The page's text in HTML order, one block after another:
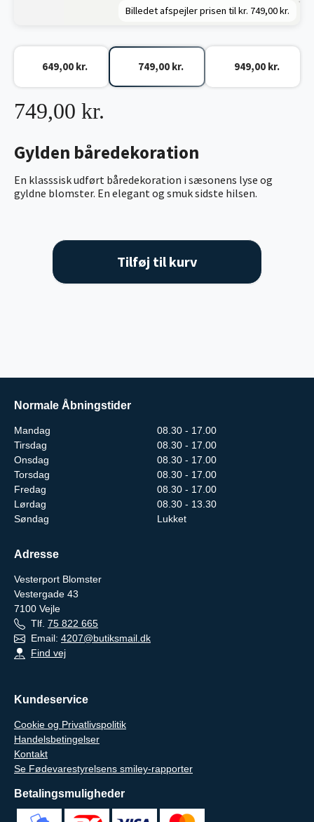
Billedet afspejler prisen til kr. 749,00 kr.
Gylden båredekoration
En klasssisk udført båredekoration i sæsonens lyse og
gyldne blomster. En elegant og smuk sidste hilsen.
749,00 kr.
649,00 kr. 749,00 kr. 949,00 kr.
Tilføj til kurv
Normale Åbningstider
Mandag
08.30 - 17.00
Tirsdag
08.30 - 17.00
Onsdag
08.30 - 17.00
Torsdag
08.30 - 17.00
Fredag
08.30 - 17.00
Lørdag
08.30 - 13.30
Søndag
Lukket
Adresse
Vesterport Blomster
Vestergade 43
7100 Vejle
Tlf. 75 822 665
Email: 4207@butiksmail.dk
Find vej
Kundeservice
Cookie og Privatlivspolitik
Handelsbetingelser
Kontakt
Se Fødevarestyrelsens smiley-rapporter
Betalingsmuligheder